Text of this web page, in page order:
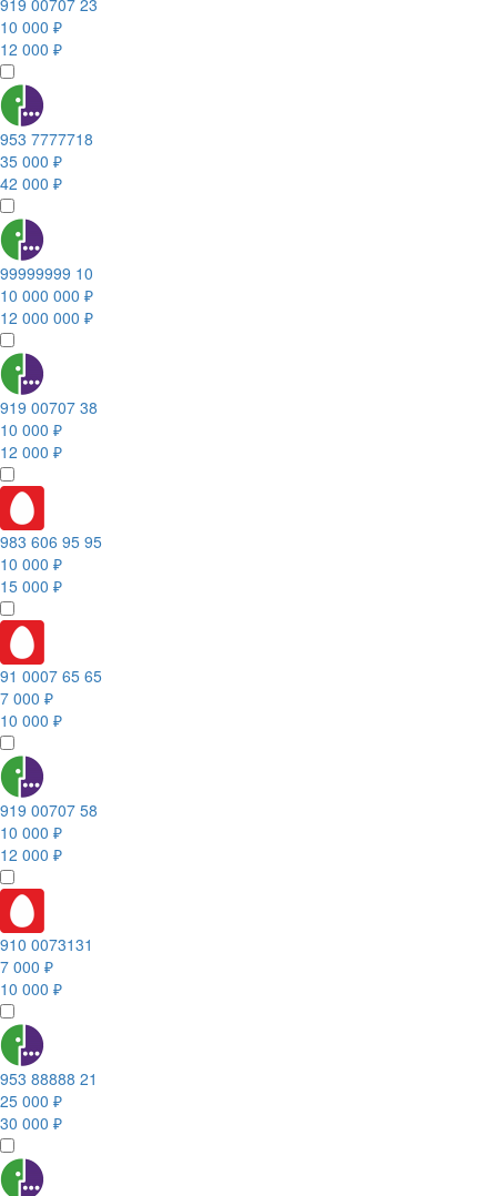
919 00707 23
10 000 ₽
12 000 ₽
953 7777718
35 000 ₽
42 000 ₽
99999999 10
10 000 000 ₽
12 000 000 ₽
919 00707 38
10 000 ₽
12 000 ₽
983 606 95 95
10 000 ₽
15 000 ₽
91 0007 65 65
7 000 ₽
10 000 ₽
919 00707 58
10 000 ₽
12 000 ₽
910 0073131
7 000 ₽
10 000 ₽
953 88888 21
25 000 ₽
30 000 ₽